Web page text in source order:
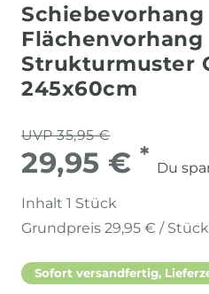
Schiebevorhang
Flächenvorhang
Strukturmuster
245x60cm
UVP 35,95 €
29,95 € *
Du
Inhalt 1 Stück
Grundpreis 29,95 € / Stück
Sofort versandfertig,